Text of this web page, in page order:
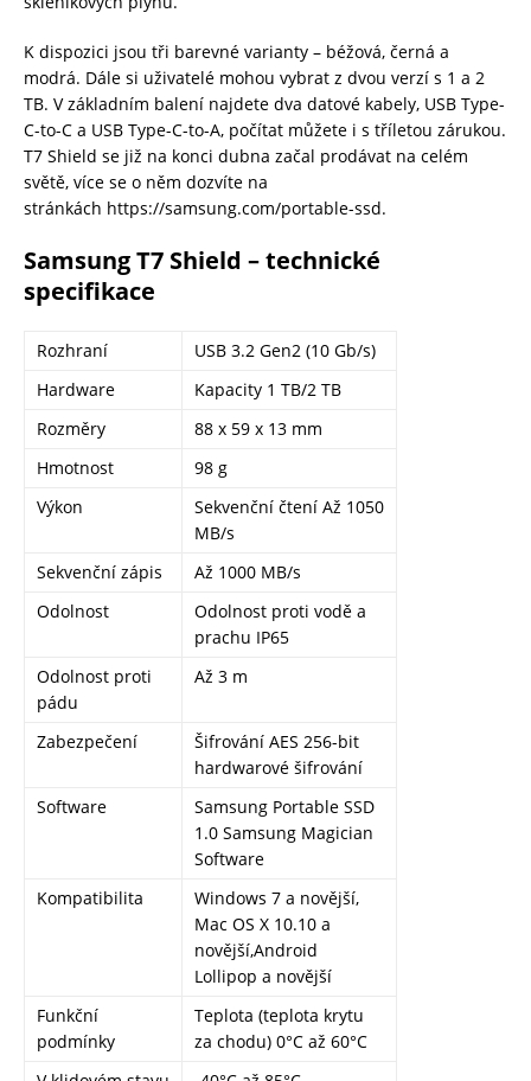
K dispozici jsou tři barevné varianty – béžová, černá a
modrá. Dále si uživatelé mohou vybrat z dvou verzí s 1 a 2
TB. V základním balení najdete dva datové kabely, USB Type-
C-to-C a USB Type-C-to-A, počítat můžete i s tříletou zárukou.
T7 Shield se již na konci dubna začal prodávat na celém
světě, více se o něm dozvíte na
stránkách https://samsung.com/portable-ssd.
Samsung T7 Shield – technické
specifikace
Rozhraní
USB 3.2 Gen2 (10 Gb/s)
Hardware
Kapacity 1 TB/2 TB
Rozměry
88 x 59 x 13 mm
Hmotnost
98 g
Výkon
Sekvenční čtení Až 1050
MB/s
Sekvenční zápis
Až 1000 MB/s
Odolnost
Odolnost proti vodě a
prachu IP65
Odolnost proti
pádu
Až 3 m
Zabezpečení
Šifrování AES 256-bit
hardwarové šifrování
Software
Samsung Portable SSD
1.0 Samsung Magician
Software
Kompatibilita
Windows 7 a novější,
Mac OS X 10.10 a
novější,Android
Lollipop a novější
Funkční
podmínky
Teplota (teplota krytu
za chodu) 0°C až 60°C